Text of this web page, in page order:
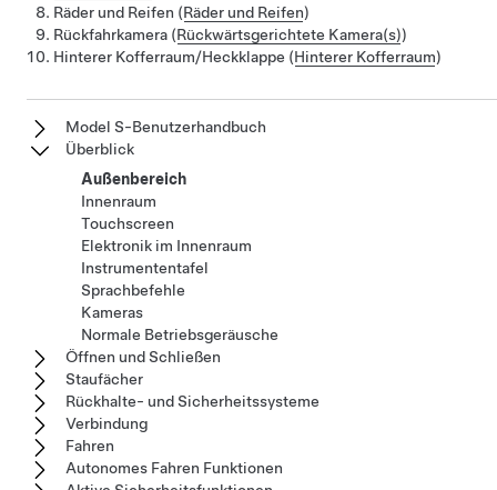
Räder und Reifen (Räder und Reifen)
Rückfahrkamera (Rückwärtsgerichtete Kamera(s))
Hinterer Kofferraum/Heckklappe (Hinterer Kofferraum)
Model S-Benutzerhandbuch
Überblick
Außenbereich
Innenraum
Touchscreen
Elektronik im Innenraum
Instrumententafel
Sprachbefehle
Kameras
Normale Betriebsgeräusche
Öffnen und Schließen
Staufächer
Rückhalte- und Sicherheitssysteme
Verbindung
Fahren
Autonomes Fahren Funktionen